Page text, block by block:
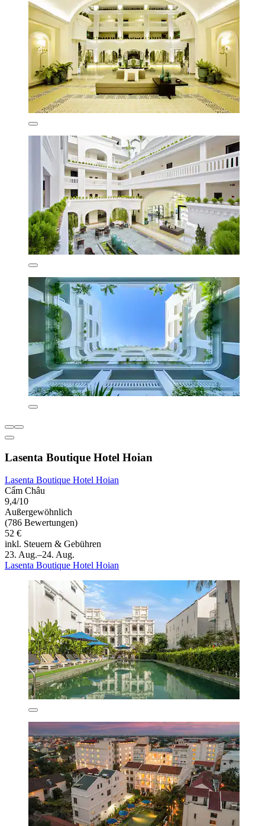
Lasenta Boutique Hotel Hoian
Lasenta Boutique Hotel Hoian
Cẩm Châu
9,4/10
Außergewöhnlich
(786 Bewertungen)
52 €
inkl. Steuern & Gebühren
23. Aug.–24. Aug.
Lasenta Boutique Hotel Hoian